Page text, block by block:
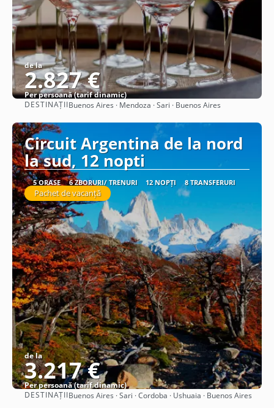
de la
2.827 €
Per persoană (tarif dinamic)
Vezi detalii
DESTINAȚIIBuenos Aires · Mendoza · Sari · Buenos Aires
Circuit Argentina de la nord
la sud, 12 nopti
5 ORAȘE 6 ZBORURI/ TRENURI 12 NOPȚI 8 TRANSFERURI
Pachet de vacanță
de la
3.217 €
Per persoană (tarif dinamic)
Vezi detalii
DESTINAȚIIBuenos Aires · Sari · Cordoba · Ushuaia · Buenos Aires